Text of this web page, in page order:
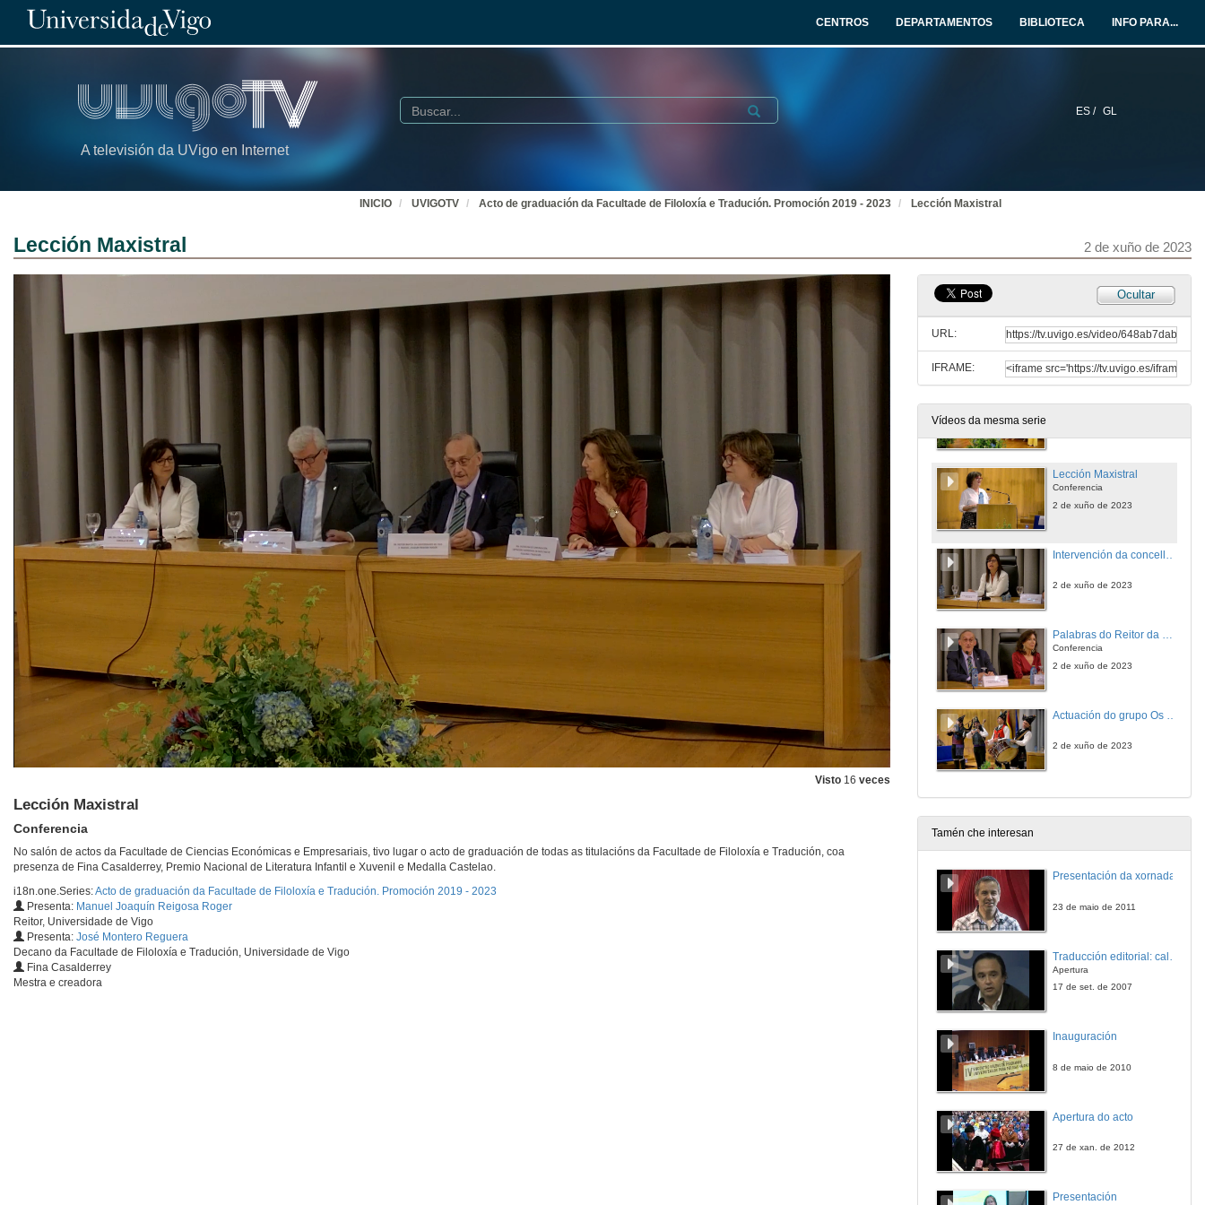
CENTROS DEPARTAMENTOS BIBLIOTECA INFO PARA...
A televisión da UVigo en Internet
ES / GL
Buscar Submit
INICIO UVIGOTV Acto de graduación da Facultade de Filoloxía e Tradución. Promoción 2019 - 2023 Lección Maxistral
Lección Maxistral 2 de xuño de 2023
Visto 16 veces
Lección Maxistral
Conferencia
No salón de actos da Facultade de Ciencias Económicas e Empresariais, tivo lugar o acto de graduación de todas as titulacións da Facultade de Filoloxía e Tradución, coa
presenza de Fina Casalderrey, Premio Nacional de Literatura Infantil e Xuvenil e Medalla Castelao.
i18n.one.Series:Acto de graduación da Facultade de Filoloxía e Tradución. Promoción 2019 - 2023
Presenta: Manuel Joaquín Reigosa Roger
Reitor, Universidade de Vigo
Presenta: José Montero Reguera
Decano da Facultade de Filoloxía e Tradución, Universidade de Vigo
Fina Casalderrey
Mestra e creadora
Ocultar
URL:
IFRAME:
Vídeos da mesma serie
2 de xuño de 2023
2 de xuño de 2023
Lección Maxistral
Conferencia
2 de xuño de 2023
2 de xuño de 2023
Palabras do Reitor da Universidade de Vigo
Conferencia
2 de xuño de 2023
2 de xuño de 2023
Tamén che interesan
Presentación da xornada
23 de maio de 2011
Apertura
17 de set. de 2007
Inauguración
8 de maio de 2010
Apertura do acto
27 de xan. de 2012
Presentación